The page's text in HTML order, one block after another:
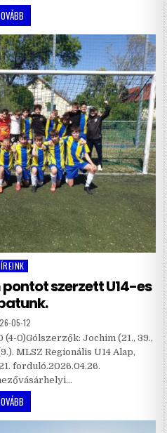
szerzett U14-es
05-12
(4-0)Gólszerzők: Jochim (21., 39.,
MLSZ Regionális U14 Alap,
forduló.2026.04.26.